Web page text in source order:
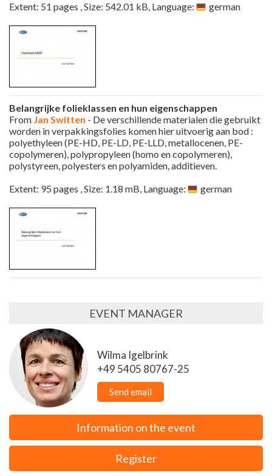
Extent: 51 pages , Size: 542.01 kB, Language:
german
Belangrijke folieklassen en hun eigenschappen
From Jan Switten - De verschillende materialen die gebruikt
worden in verpakkingsfolies komen hier uitvoerig aan bod :
polyethyleen (PE-HD, PE-LD, PE-LLD, metallocenen, PE-
copolymeren), polypropyleen (homo en copolymeren),
polystyreen, polyesters en polyamiden, additieven.
Extent: 95 pages , Size: 1.18 mB, Language:
german
EVENT MANAGER
Wilma Igelbrink
+49 5405 80767-25
Send email
Information on the event
Register